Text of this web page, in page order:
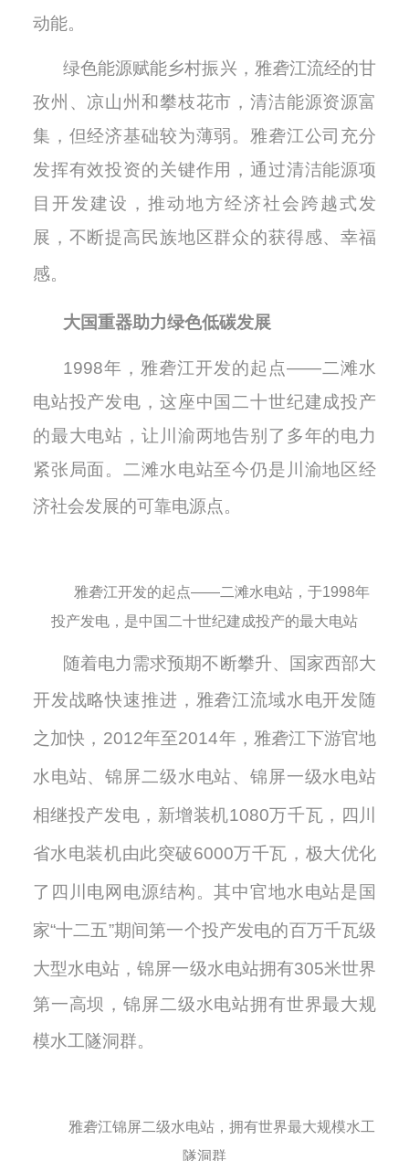
动能。
绿色能源赋能乡村振兴，雅砻江流经的甘
孜州、凉山州和攀枝花市，清洁能源资源富
集，但经济基础较为薄弱。雅砻江公司充分
发挥有效投资的关键作用，通过清洁能源项
目开发建设 ， 推动地方经济社会跨越式发
展，不断提高 民族地区群众的获得感、幸福
感。
大国重器助力绿色低碳发展
1998年，雅砻江开发的起点——二滩水
电站投产发电， 这座中国二十世纪建成投产
的最大电站， 让 川渝两地告别了多年的电力
紧张局面。 二滩水电站至今仍是川渝地区经
济社会发展的可靠电源点。
雅砻江开发的起点——二滩水电站，于1998年
投产发电，是中国二十世纪建成投产的最大电站
随着电力需求预期不断攀升、
国家西部大
开发战略快速推进 ，雅砻江流域水电开发随
之加快， 2012年至2014年，雅砻江下游官地
水电站、锦屏二级水电站、锦屏一级水电站
相继投产发电，新增装机1080万千瓦，四川
省水电装机由此突破6000万千瓦，极大优化
了四川电网电源结构。其中官地水电站是国
家“十二五”期间第一个投产发电的百万千瓦级
大型水电站，锦屏一级水电站拥有305米世界
第一高坝 ，锦屏二级水电站拥有世界最大规
模水工隧洞群。
雅砻江锦屏二级水电站，拥有世界最大规模水工
隧洞群